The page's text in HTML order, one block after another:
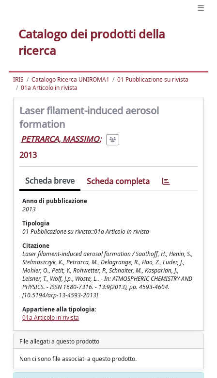
Catalogo dei prodotti della
ricerca
IRIS Catalogo Ricerca UNIROMA1
01 Pubblicazione su rivista
01a Articolo in rivista
Laser filament-induced aerosol
formation
PETRARCA, MASSIMO;
2013
Scheda breve Scheda completa
Anno di pubblicazione
2013
Tipologia
01 Pubblicazione su rivista::01a Articolo in rivista
Citazione
Laser filament-induced aerosol formation / Saathoff, H., Henin, S.,
Stelmaszczyk, K., Petrarca, M., Delagrange, R., Hao, Z., Luder, J.,
Mohler, O., Petit, Y., Rohwetter, P., Schnaiter, M., Kasparian, J.,
Leisner, T., Wolf, J.p., Woste, L.. - In: ATMOSPHERIC CHEMISTRY AND
PHYSICS. - ISSN 1680-7316. - 13:9(2013), pp. 4593-4604.
[10.5194/acp-13-4593-2013]
Appartiene alla tipologia:
01a Articolo in rivista
File allegati a questo prodotto
Non ci sono file associati a questo prodotto.